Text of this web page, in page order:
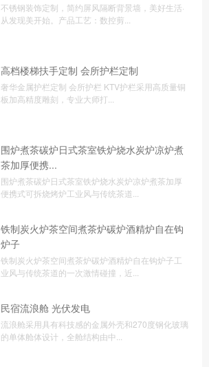
不锈钢装饰定制，简约屏风隔断背景墙，美好生活·
从发现美开始。产品工艺：数控剪...
高档楼梯扶手定制 会所护栏定制
奢华金属护栏定制 会所护栏 KTV护栏采用高质量铜
板加高精度雕刻，专业大师打...
围炉煮茶碳炉日式茶室铁炉烧水炭炉凉炉煮
茶加厚便携...
围炉煮茶碳炉日式茶室铁炉烧水炭炉凉炉煮茶加厚
便携式可拆烧烤炉工业风与传统茶道...
铁制炭火炉茶空间煮茶炉碳炉酒精炉自在钩
炉子
铁制炭火炉茶空间煮茶炉碳炉酒精炉自在钩炉子工
业风与传统茶道的一次激情碰撞，近...
民宿流浪舱 光伏发电
流浪舱采用具有科技感的金属外壳和270度钢化玻璃
的单体舱体设计，全舱结构由中...